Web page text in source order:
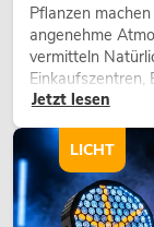
Pflanzen
angenehme
vermitteln
Einkaufszentren,
eine
Jetzt lesen
LICHT